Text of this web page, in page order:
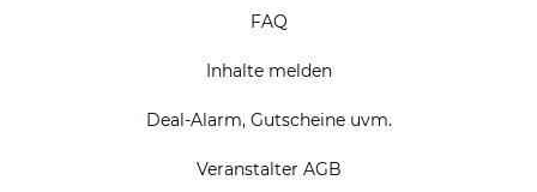
FAQ
Inhalte melden
Deal-Alarm, Gutscheine uvm.
Veranstalter AGB